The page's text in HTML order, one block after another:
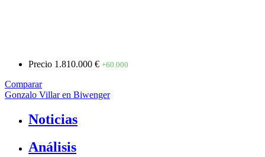
Precio 1.810.000 € +60.000
Comparar
Gonzalo Villar en Biwenger
Noticias
Análisis